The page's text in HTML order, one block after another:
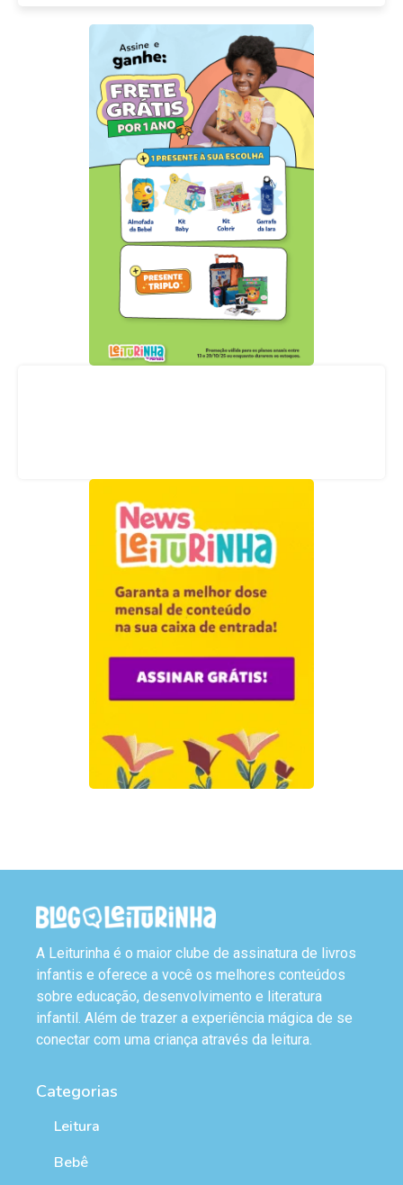
A Leiturinha é o maior clube de assinatura de livros
infantis e oferece a você os melhores conteúdos
sobre educação, desenvolvimento e literatura
infantil. Além de trazer a experiência mágica de se
conectar com uma criança através da leitura.
Categorias
Leitura
Bebê